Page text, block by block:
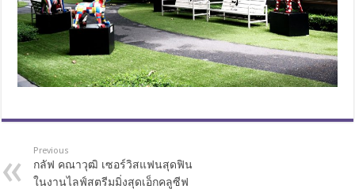
Previous
กลัฟ คณาวุฒิ เซอร์วิสแฟนสุดฟิน
ในงานไลฟ์สตรีมมิ่งสุดเอ็กคลูซีฟ